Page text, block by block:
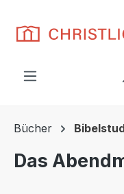
Bücher
Das